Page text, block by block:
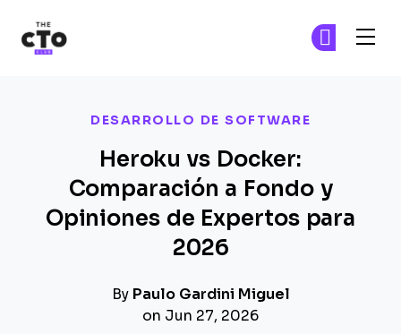
DESARROLLO DE SOFTWARE
Heroku vs Docker:
Comparación a Fondo y
Opiniones de Expertos para
2026
By Paulo Gardini Miguel
on Jun 27, 2026